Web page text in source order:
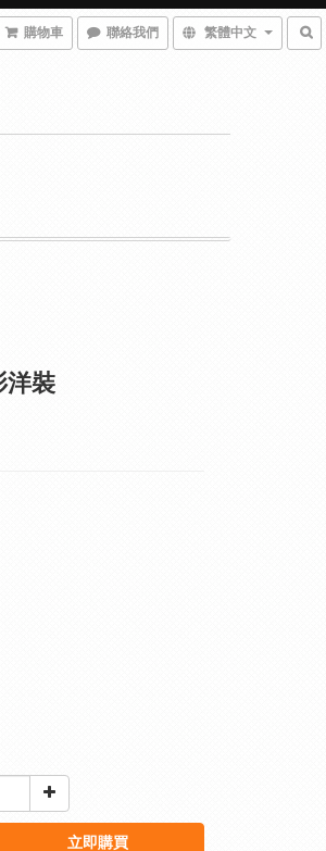
購物車 聯絡我們 繁體中文
洋裝
立即購買